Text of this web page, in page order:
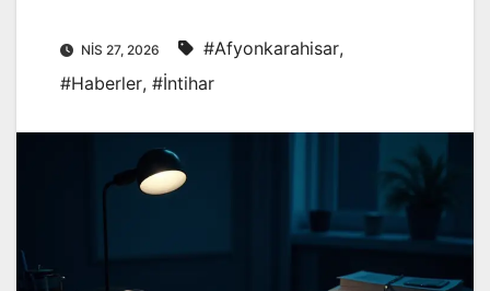
NIS 27, 2026 #Afyonkarahisar,
#Haberler, #İntihar